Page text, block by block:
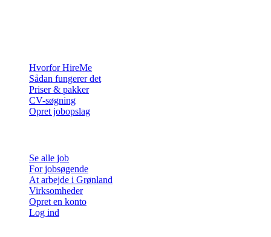
Hvorfor HireMe
Sådan fungerer det
Priser & pakker
CV-søgning
Opret jobopslag
Se alle job
For jobsøgende
At arbejde i Grønland
Virksomheder
Opret en konto
Log ind